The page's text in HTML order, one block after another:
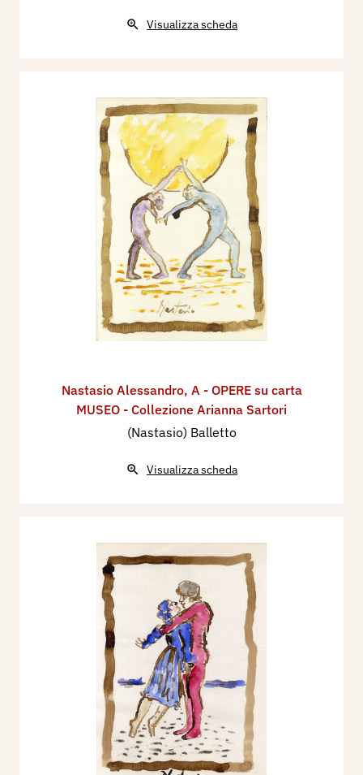
Visualizza scheda
Nastasio Alessandro, A - OPERE su carta
MUSEO - Collezione Arianna Sartori
(Nastasio) Balletto
Visualizza scheda